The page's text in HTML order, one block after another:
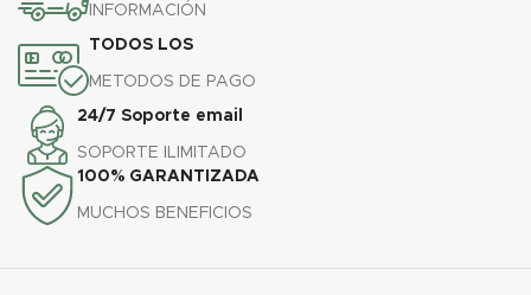
INFORMACIÓN
TODOS LOS
METODOS DE PAGO
24/7 Soporte email
SOPORTE ILIMITADO
100% GARANTIZADA
MUCHOS BENEFICIOS